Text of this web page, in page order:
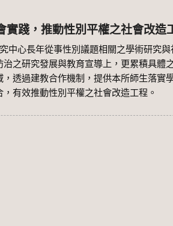
實踐，推動性別平權之社會改造
年從事性別議題相關之學術研究與社
之研究發展與教育宣導上，更累積具體
透過建教合作機制，提供本所師生落實
有效推動性別平權之社會改造工程。